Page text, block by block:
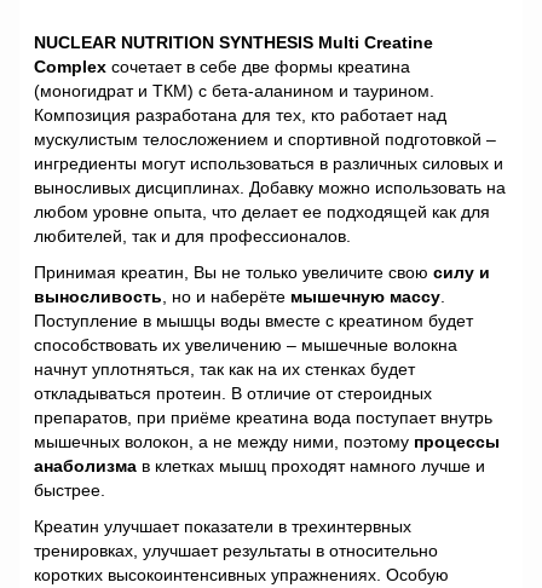
NUCLEAR NUTRITION SYNTHESIS Multi Creatine
Complex сочетает в себе две формы креатина
(моногидрат и ТКМ) с бета-аланином и таурином.
Композиция разработана для тех, кто работает над
мускулистым телосложением и спортивной подготовкой –
ингредиенты могут использоваться в различных силовых и
выносливых дисциплинах. Добавку можно использовать на
любом уровне опыта, что делает ее подходящей как для
любителей, так и для профессионалов.
Принимая креатин, Вы не только увеличите свою силу и
выносливость , но и наберёте мышечную массу
Поступление в мышцы воды вместе с креатином будет
способствовать их увеличению – мышечные волокна
начнут уплотняться, так как на их стенках будет
откладываться протеин. В отличие от стероидных
препаратов, при приёме креатина вода поступает внутрь
мышечных волокон, а не между ними, поэтому процессы
анаболизма в клетках мышц проходят намного лучше и
быстрее.
Креатин улучшает показатели в трехинтервных
тренировках, улучшает результаты в относительно
коротких высокоинтенсивных упражнениях. Особую